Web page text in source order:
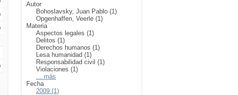
Autor
Bohoslavsky, Juan Pablo (1)
Opgenhaffen, Veerle (1)
Materia
Aspectos legales (1)
Delitos (1)
Derechos humanos (1)
Lesa humanidad (1)
Responsabilidad civil (1)
Violaciones (1)
... más
Fecha
2009 (1)